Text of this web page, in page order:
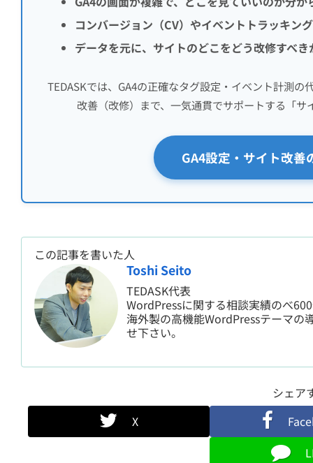
コンバージョン（CV）やイベントトラッキン
データを元に、サイトのどこをどう改修すべ
TEDASKでは、GA4の正確なタグ設定・イベント計測
改善（改修）まで、一気通貫でサポートする「
GA4設定・サイト改善
この記事を書いた人
Toshi Seito
TEDASK代表
WordPressに関する相談実績のべ
海外製の高機能WordPressテーマの
せ下さい。
シェア
X